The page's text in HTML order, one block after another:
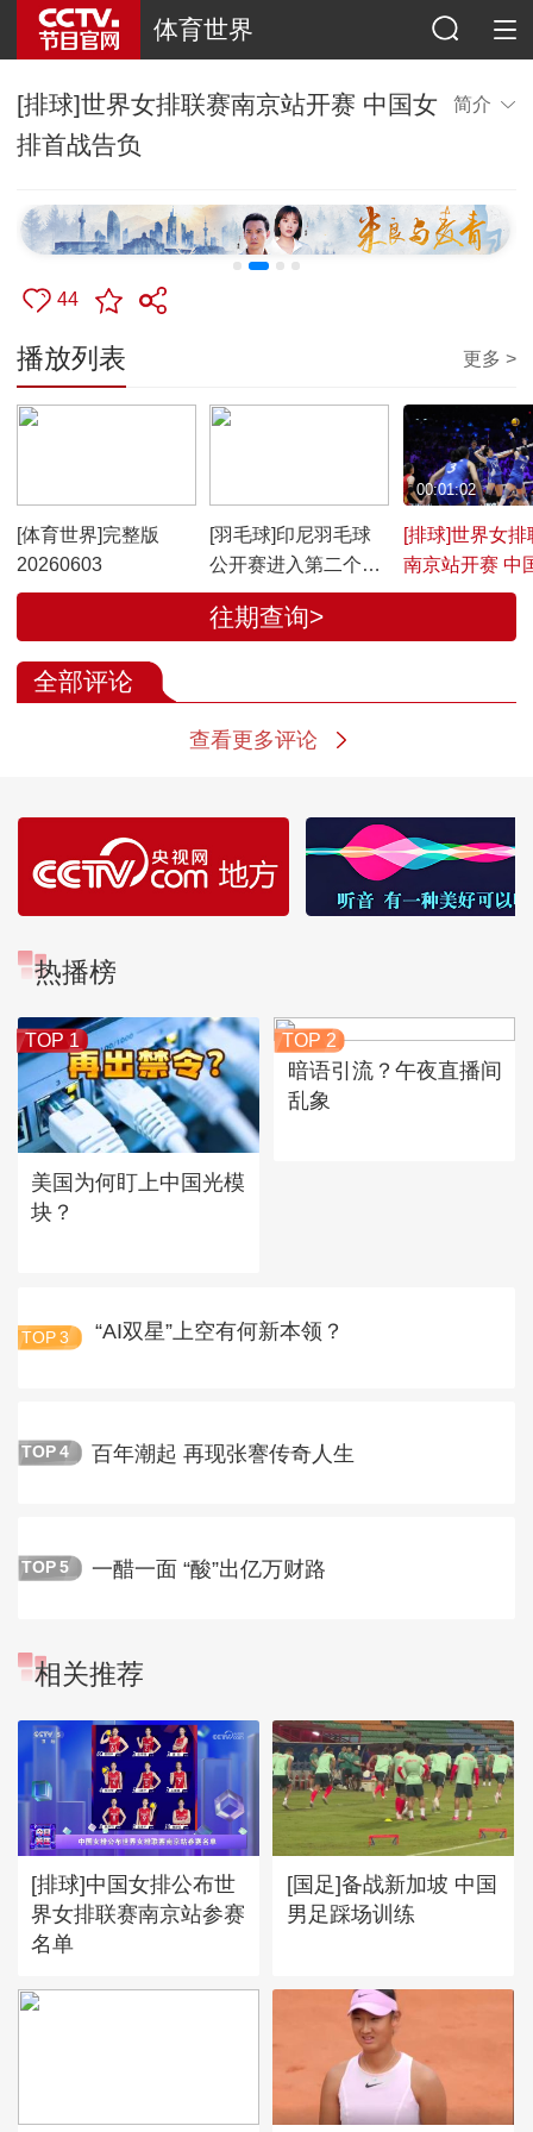
体育世界
[排球]世界女排联赛南京站开赛 中国女
排首战告负
简介
44
播放列表 更多 >
[体育世界]完整版
20260603
[羽毛球]印尼羽毛球
公开赛进入第二个比
赛日
[排球]世界女排
南京站开赛 中
首战告负
00:01:02
往期查询>
全部评论
查看更多评论
热播榜
TOP 1
美国为何盯上中国光模
块？
TOP 2
暗语引流？午夜直播间
乱象
TOP 3 “AI双星”上空有何新本领？
TOP 4 百年潮起 再现张謇传奇人生
TOP 5 一醋一面 “酸”出亿万财路
相关推荐
[排球]中国女排公布世
界女排联赛南京站参赛
名单
[国足]备战新加坡 中国
男足踩场训练